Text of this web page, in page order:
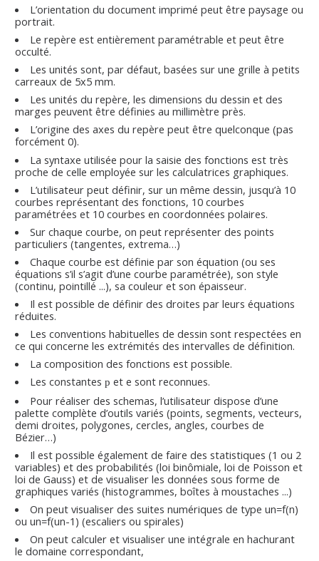
L’orientation du document imprimé peut être paysage ou
portrait.
Le repère est entièrement paramétrable et peut être
occulté.
Les unités sont, par défaut, basées sur une grille à petits
carreaux de 5x5 mm.
Les unités du repère, les dimensions du dessin et des
marges peuvent être définies au millimètre près.
L’origine des axes du repère peut être quelconque (pas
forcément 0).
La syntaxe utilisée pour la saisie des fonctions est très
proche de celle employée sur les calculatrices graphiques.
L’utilisateur peut définir, sur un même dessin, jusqu’à 10
courbes représentant des fonctions, 10 courbes
paramétrées et 10 courbes en coordonnées polaires.
Sur chaque courbe, on peut représenter des points
particuliers (tangentes, extrema…)
Chaque courbe est définie par son équation (ou ses
équations s’il s’agit d’une courbe paramétrée), son style
(continu, pointillé ...), sa couleur et son épaisseur.
Il est possible de définir des droites par leurs équations
réduites.
Les conventions habituelles de dessin sont respectées en
ce qui concerne les extrémités des intervalles de définition.
La composition des fonctions est possible.
Les constantesp ete sont reconnues.
Pour réaliser des schemas, l’utilisateur dispose d’une
palette complète d’outils variés (points, segments, vecteurs,
demi droites, polygones, cercles, angles, courbes de
Bézier…)
Il est possible également de faire des statistiques (1 ou 2
variables) et des probabilités (loi binômiale, loi de Poisson et
loi de Gauss) et de visualiser les données sous forme de
graphiques variés (histogrammes, boîtes à moustaches ...)
On peut visualiser des suites numériques de type un=f(n)
ou un=f(un-1 ) (escaliers ou spirales)
On peut calculer et visualiser une intégrale en hachurant
le domaine correspondant,